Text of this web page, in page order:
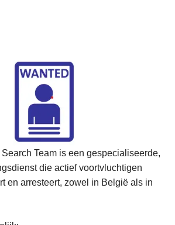
Team is een gespecialiseerde,
die actief voortvluchtigen
en arresteert, zowel in België als in